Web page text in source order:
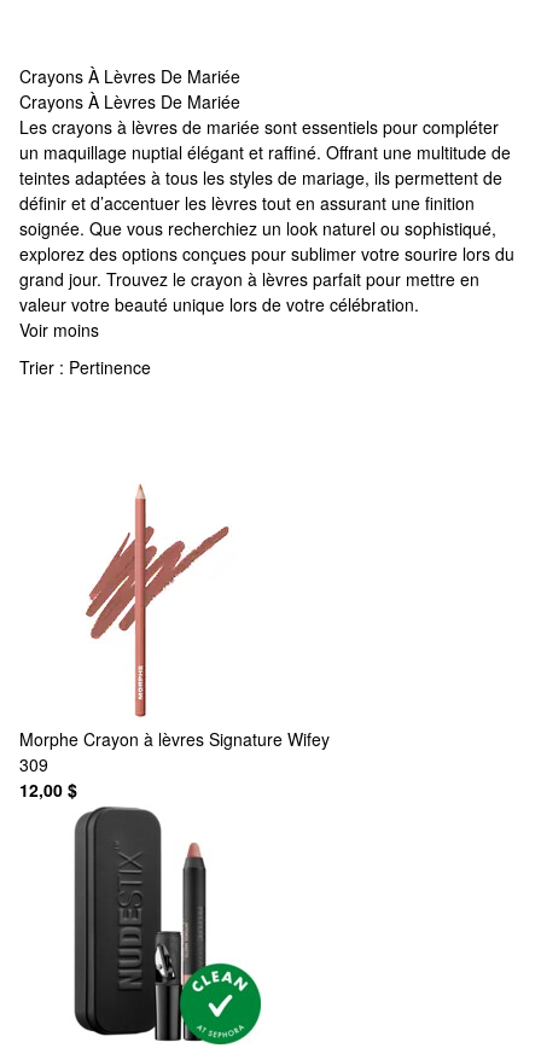
Crayons À Lèvres De Mariée
Crayons À Lèvres De Mariée
Crayons À Lèvres De Mariée
Les crayons à lèvres de mariée sont essentiels pour compléter
un maquillage nuptial élégant et raffiné. Offrant une multitude de
teintes adaptées à tous les styles de mariage, ils permettent de
définir et d’accentuer les lèvres tout en assurant une finition
soignée. Que vous recherchiez un look naturel ou sophistiqué,
explorez des options conçues pour sublimer votre sourire lors du
grand jour. Trouvez le crayon à lèvres parfait pour mettre en
valeur votre beauté unique lors de votre célébration.
Voir moins
Trier : Pertinence
Morphe Crayon à lèvres Signature Wifey
309
12,00 $